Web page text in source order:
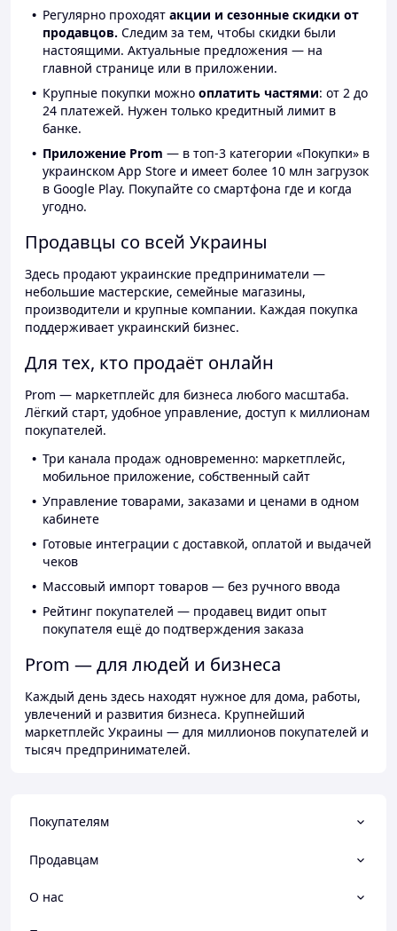
Регулярно проходят акции и сезонные скидки от
продавцов. Следим за тем, чтобы скидки были
настоящими. Актуальные предложения — на
главной странице или в приложении.
Крупные покупки можно оплатить частями: от 2 до
24 платежей. Нужен только кредитный лимит в
банке.
Приложение Prom — в топ-3 категории «Покупки» в
украинском App Store и имеет более 10 млн загрузок
в Google Play. Покупайте со смартфона где и когда
угодно.
Продавцы со всей Украины
Здесь продают украинские предприниматели —
небольшие мастерские, семейные магазины,
производители и крупные компании. Каждая покупка
поддерживает украинский бизнес.
Для тех, кто продаёт онлайн
Prom — маркетплейс для бизнеса любого масштаба.
Лёгкий старт, удобное управление, доступ к миллионам
покупателей.
Три канала продаж одновременно: маркетплейс,
мобильное приложение, собственный сайт
Управление товарами, заказами и ценами в одном
кабинете
Готовые интеграции с доставкой, оплатой и выдачей
чеков
Массовый импорт товаров — без ручного ввода
Рейтинг покупателей — продавец видит опыт
покупателя ещё до подтверждения заказа
Prom — для людей и бизнеса
Каждый день здесь находят нужное для дома, работы,
увлечений и развития бизнеса. Крупнейший
маркетплейс Украины — для миллионов покупателей и
тысяч предпринимателей.
Покупателям
Продавцам
О нас